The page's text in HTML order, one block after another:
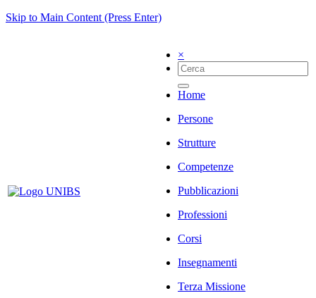
Skip to Main Content (Press Enter)
×
Home
Persone
Strutture
Competenze
Pubblicazioni
Professioni
Corsi
Insegnamenti
Terza Missione